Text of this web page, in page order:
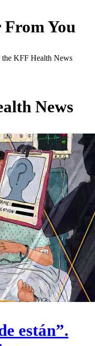
From You
the KFF Health News
News
están”.